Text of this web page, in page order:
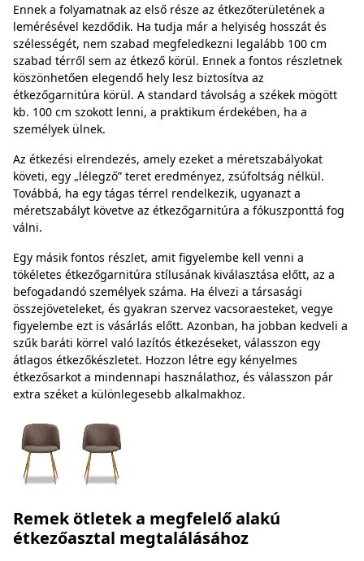
Ennek a folyamatnak az első része az étkezőterületének a
lemérésével kezdődik. Ha tudja már a helyiség hosszát és
szélességét, nem szabad megfeledkezni legalább 100 cm
szabad térről sem az étkező körül. Ennek a fontos részletnek
köszönhetően elegendő hely lesz biztosítva az
étkezőgarnitúra körül. A standard távolság a székek mögött
kb. 100 cm szokott lenni, a praktikum érdekében, ha a
személyek ülnek.
Az étkezési elrendezés, amely ezeket a méretszabályokat
követi, egy „lélegző” teret eredményez, zsúfoltság nélkül.
Továbbá, ha egy tágas térrel rendelkezik, ugyanazt a
méretszabályt követve az étkezőgarnitúra a fókuszponttá fog
válni.
Egy másik fontos részlet, amit figyelembe kell venni a
tökéletes étkezőgarnitúra stílusának kiválasztása előtt, az a
befogadandó személyek száma. Ha élvezi a társasági
összejöveteleket, és gyakran szervez vacsoraesteket, vegye
figyelembe ezt is vásárlás előtt. Azonban, ha jobban kedveli a
szűk baráti körrel való lazítós étkezéseket, válasszon egy
átlagos étkezőkészletet. Hozzon létre egy kényelmes
étkezősarkot a mindennapi használathoz, és válasszon pár
extra széket a különlegesebb alkalmakhoz.
Remek ötletek a megfelelő alakú
étkezőasztal megtalálásához